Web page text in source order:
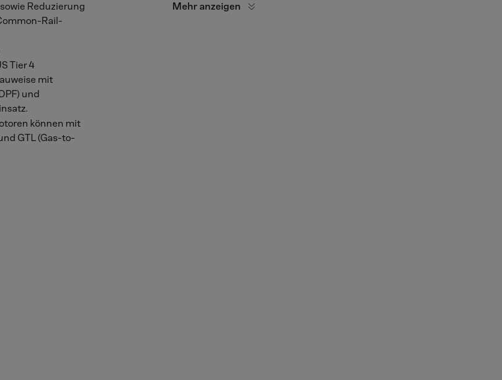
Reduzierung
Rail-
Tier 4
mit
und
können mit
GTL (Gas-to-
Mehr anzeigen